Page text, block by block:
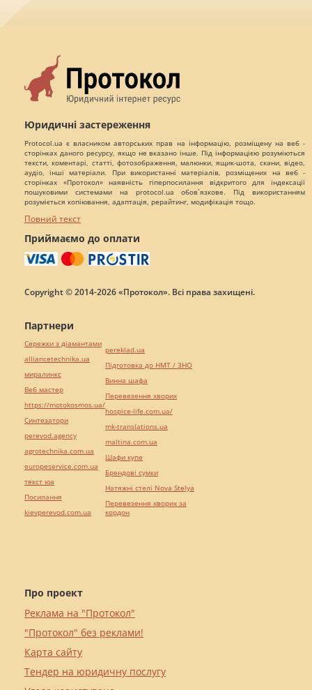
Юридичні застереження
Protocol.ua є власником авторських прав на інформацію, розміщену на веб -
сторінках даного ресурсу, якщо не вказано інше. Під інформацією розуміються
тексти, коментарі, статті, фотозображення, малюнки, ящик-шота, скани, відео,
аудіо, інші матеріали. При використанні матеріалів, розміщених на веб -
сторінках «Протокол» наявність гіперпосилання відкритого для індексації
пошуковими системами на protocol.ua обов`язкове. Під використанням
розуміється копіювання, адаптація, рерайтинг, модифікація тощо.
Повний текст
Приймаємо до оплати
Copyright © 2014-2026 «Протокол». Всі права захищені.
Про проект
Реклама на "Протокол"
"Протокол" без реклами!
Карта сайту
Тендер на юридичну послугу
Партнери
Сережки з діамантами
alliancetechnika.ua
миралинкс
Веб мастер
https://motokosmos.ua/
Синтезатори
perevod.agency
agrotechnika.com.ua
europeservice.com.ua
текст юа
Посилання
kievperevod.com.ua
pereklad.ua
Підготовка до НМТ / ЗНО
Винна шафа
Перевезення хворих
hospice-life.com.ua/
mk-translations.ua
maltina.com.ua
Шафи купе
Брендові сумки
Натяжні стелі Nova Stelya
Перевезення хворих за
кордон